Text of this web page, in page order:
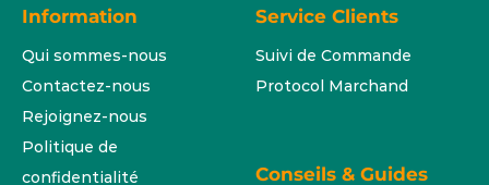
Information
Qui sommes-nous
Contactez-nous
Rejoignez-nous
Politique de
confidentialité
Service Clients
Suivi de Commande
Protocol Marchand
Conseils & Guides